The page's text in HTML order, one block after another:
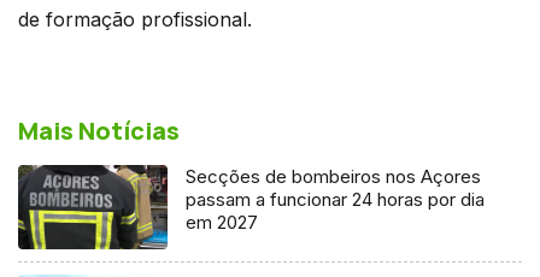
de formação profissional.
Mais Notícias
Secções de bombeiros nos Açores
passam a funcionar 24 horas por dia
em 2027